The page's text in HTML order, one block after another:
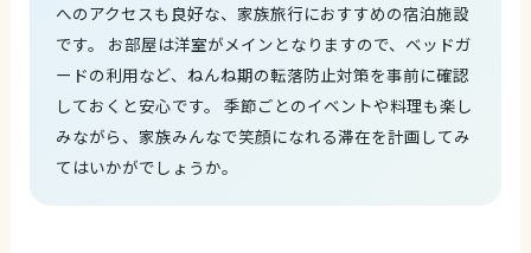
へのアクセスも良好な、家族旅行におすすめの宿泊施設
です。 お部屋は洋室がメインとなりますので、ベッドガ
ードの利用など、ねんね期の転落防止対策を事前に確認
しておくと安心です。 季節ごとのイベントや料理も楽し
みながら、家族みんなで笑顔になれる滞在を計画してみ
てはいかがでしょうか。